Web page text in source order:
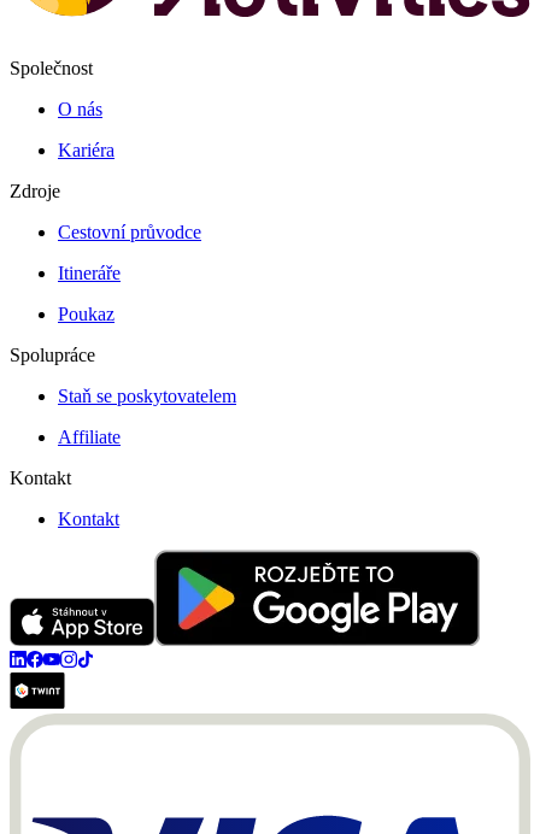
Společnost
O nás
Kariéra
Zdroje
Cestovní průvodce
Itineráře
Poukaz
Spolupráce
Staň se poskytovatelem
Affiliate
Kontakt
Kontakt